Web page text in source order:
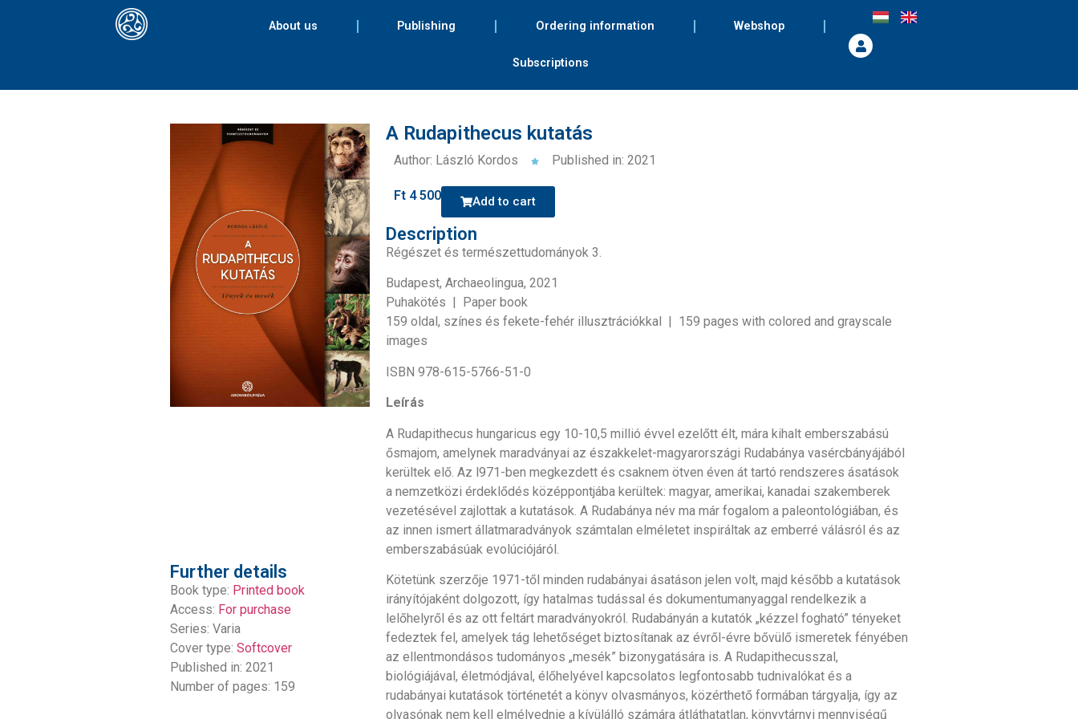
About us Publishing Ordering information Webshop
Subscriptions
Further details
Book type: Printed book
Access: For purchase
Series: Varia
Cover type: Softcover
Published in: 2021
Number of pages: 159
A Rudapithecus kutatás
Author: László Kordos Published in: 2021
Ft4 500 Add to cart
Description
Régészet és természettudományok 3.
Budapest, Archaeolingua, 2021
Puhakötés | Paper book
159 oldal, színes és fekete-fehér illusztrációkkal | 159 pages with colored and grayscale
images
ISBN 978-615-5766-51-0
Leírás
A Rudapithecus hungaricus egy 10-10,5 millió évvel ezelőtt élt, mára kihalt emberszabású
ősmajom, amelynek maradványai az északkelet-magyarországi Rudabánya vasércbányájából
kerültek elő. Az l971-ben megkezdett és csaknem ötven éven át tartó rendszeres ásatások
a nemzetközi érdeklődés középpontjába kerültek: magyar, amerikai, kanadai szakemberek
vezetésével zajlottak a kutatások. A Rudabánya név ma már fogalom a paleontológiában, és
az innen ismert állatmaradványok számtalan elméletet inspiráltak az emberré válásról és az
emberszabásúak evolúciójáról.
Kötetünk szerzője 1971-től minden rudabányai ásatáson jelen volt, majd később a kutatások
irányítójaként dolgozott, így hatalmas tudással és dokumentumanyaggal rendelkezik a
lelőhelyről és az ott feltárt maradványokról. Rudabányán a kutatók „kézzel fogható” tényeket
fedeztek fel, amelyek tág lehetőséget biztosítanak az évről-évre bővülő ismeretek fényében
az ellentmondásos tudományos „mesék” bizonygatására is. A Rudapithecusszal,
biológiájával, életmódjával, élőhelyével kapcsolatos legfontosabb tudnivalókat és a
rudabányai kutatások történetét a könyv olvasmányos, közérthető formában tárgyalja, így az
olvasónak nem kell elmélyednie a kívülálló számára átláthatatlan, könyvtárnyi mennyiségű